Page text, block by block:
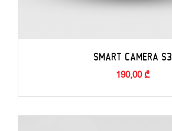
SMART CAMERA S3
190,00₾